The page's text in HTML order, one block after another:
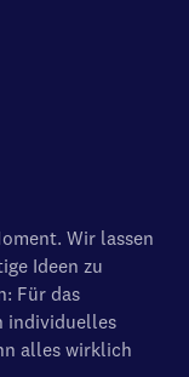
Wir lassen
Ideen zu
Für das
individuelles
alles wirklich